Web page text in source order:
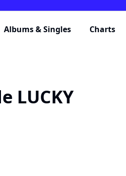
Albums & Singles Charts
LUCKY